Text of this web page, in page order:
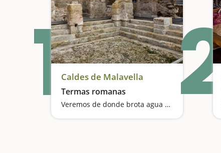
1Caldes de Malavella
Termas romanas
Veremos de donde brota agua curativa desde la época de los romanos